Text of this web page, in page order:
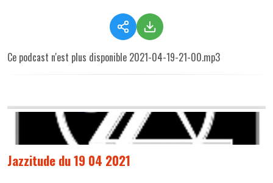
Ce podcast n'est plus disponible 2021-04-19-21-00.mp3
Jazzitude du 19 04 2021